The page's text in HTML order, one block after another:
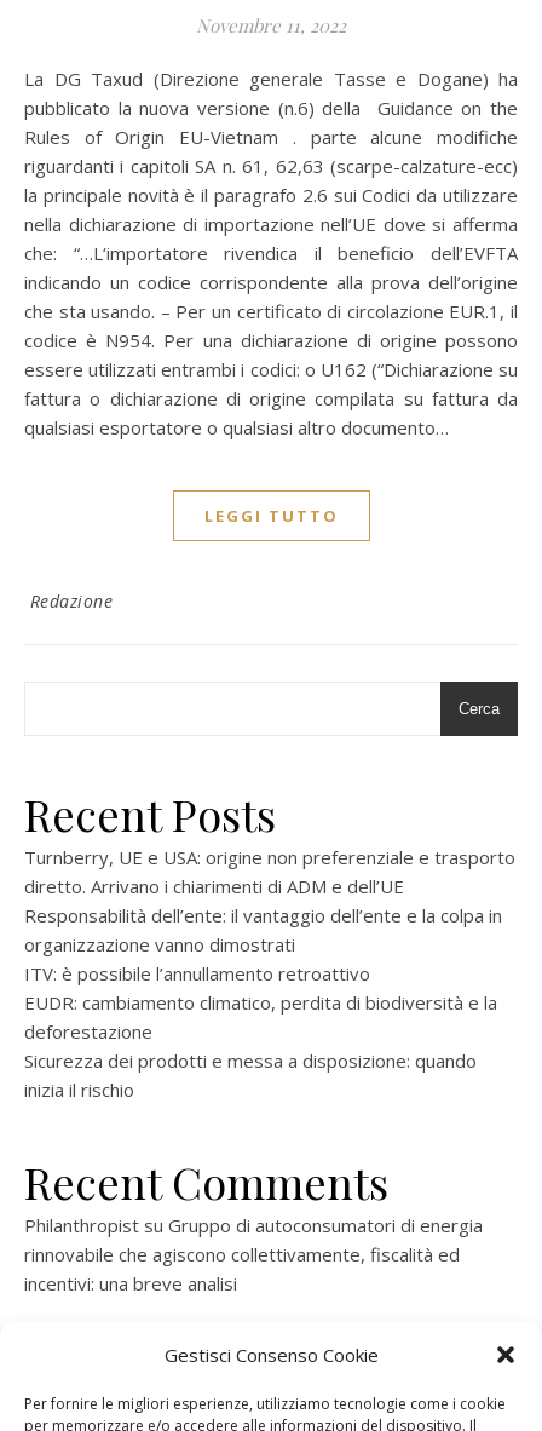
Gestisci Consenso Cookie
Per fornire le migliori esperienze, utilizziamo tecnologie come i cookie
per memorizzare e/o accedere alle informazioni del dispositivo. Il
Novembre 11, 2022
La DG Taxud (Direzione generale Tasse e Dogane) ha
pubblicato la nuova versione (n.6) della Guidance on the
Rules of Origin EU-Vietnam . parte alcune modifiche
riguardanti i capitoli SA n. 61, 62,63 (scarpe-calzature-ecc)
la principale novità è il paragrafo 2.6 sui Codici da utilizzare
nella dichiarazione di importazione nell’UE dove si afferma
che: “…L‘importatore rivendica il beneficio dell’EVFTA
indicando un codice corrispondente alla prova dell’origine
che sta usando. – Per un certificato di circolazione EUR.1, il
codice è N954. Per una dichiarazione di origine possono
essere utilizzati entrambi i codici: o U162 (“Dichiarazione su
fattura o dichiarazione di origine compilata su fattura da
qualsiasi esportatore o qualsiasi altro documento…
LEGGI TUTTO
Redazione
Cerca
Recent Posts
Turnberry, UE e USA: origine non preferenziale e trasporto
diretto. Arrivano i chiarimenti di ADM e dell’UE
Responsabilità dell’ente: il vantaggio dell’ente e la colpa in
organizzazione vanno dimostrati
ITV: è possibile l’annullamento retroattivo
EUDR: cambiamento climatico, perdita di biodiversità e la
deforestazione
Sicurezza dei prodotti e messa a disposizione: quando
inizia il rischio
Recent Comments
Philanthropist su Gruppo di autoconsumatori di energia
rinnovabile che agiscono collettivamente, fiscalità ed
incentivi: una breve analisi
rinnovabile che agiscono collettivamente, fiscalità ed